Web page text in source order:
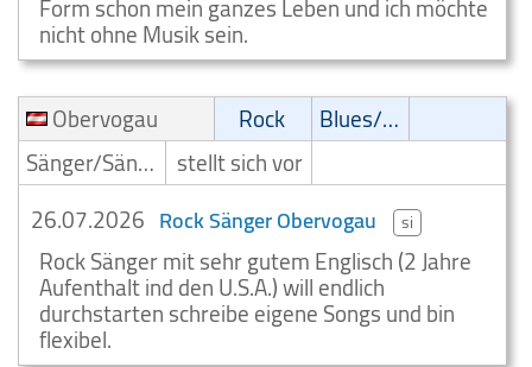
nicht ohne Musik sein.
Obervogau
Rock
Blues/Swing
Sänger/Sängerin stellt sich vor
26.07.2026 Rock Sänger Obervogau si
Rock Sänger mit sehr gutem Englisch (2 Jahre
Aufenthalt ind den U.S.A.) will endlich
durchstarten schreibe eigene Songs und bin
flexibel.